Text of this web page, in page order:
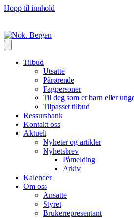
Hopp til innhold
Tilbud
Utsatte
Pårørende
Fagpersoner
Til deg som er barn eller
Tilpasset tilbud
Ressursbank
Kontakt oss
Aktuelt
Nyheter og artikler
Nyhetsbrev
Påmelding
Arkiv
Kalender
Om oss
Ansatte
Styret
Brukerrepresentant